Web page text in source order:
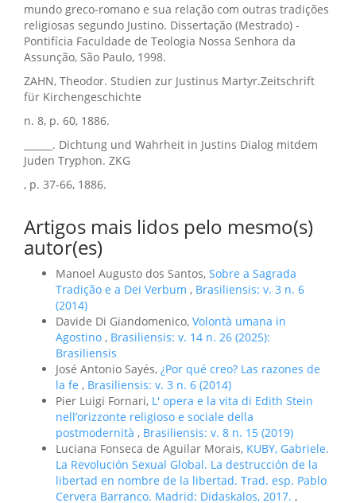
mundo greco-romano e sua relação com outras tradições
religiosas segundo Justino. Dissertação (Mestrado) -
Pontifícia Faculdade de Teologia Nossa Senhora da
Assunção, São Paulo, 1998.
ZAHN, Theodor. Studien zur Justinus Martyr.Zeitschrift
für Kirchengeschichte
n. 8, p. 60, 1886.
______. Dichtung und Wahrheit in Justins Dialog mitdem
Juden Tryphon. ZKG
, p. 37-66, 1886.
Artigos mais lidos pelo mesmo(s)
autor(es)
Manoel Augusto dos Santos, Sobre a Sagrada
Tradição e a Dei Verbum , Brasiliensis: v. 3 n. 6
(2014)
Davide Di Giandomenico, Volontà umana in
Agostino , Brasiliensis: v. 14 n. 26 (2025):
Brasiliensis
José Antonio Sayés, ¿Por qué creo? Las razones de
la fe , Brasiliensis: v. 3 n. 6 (2014)
Pier Luigi Fornari, L' opera e la vita di Edith Stein
nell’orizzonte religioso e sociale della
postmodernità , Brasiliensis: v. 8 n. 15 (2019)
Luciana Fonseca de Aguilar Morais, KUBY, Gabriele.
La Revolución Sexual Global. La destrucción de la
libertad en nombre de la libertad. Trad. esp. Pablo
Cervera Barranco. Madrid: Didaskalos, 2017. ,